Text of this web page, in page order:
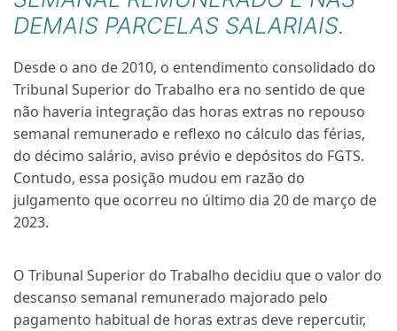
DEMAIS PARCELAS SALARIAIS.
Desde o ano de 2010, o entendimento consolidado do
Tribunal Superior do Trabalho era no sentido de que
não haveria integração das horas extras no repouso
semanal remunerado e reflexo no cálculo das férias,
do décimo salário, aviso prévio e depósitos do FGTS.
Contudo, essa posição mudou em razão do
julgamento que ocorreu no último dia 20 de março de
2023.
O Tribunal Superior do Trabalho decidiu que o valor do
descanso semanal remunerado majorado pelo
pagamento habitual de horas extras deve repercutir,